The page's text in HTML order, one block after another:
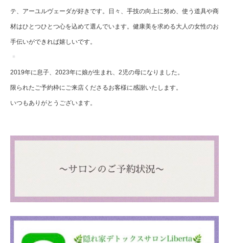
テ、アーユルヴェーダが好きです。日々、手技の向上に努め、使う道具や商
材はひとつひとつ心を込めて選んでいます。健康美を求める大人の女性のお
手伝いができれば嬉しいです。
2019年に息子、2023年に娘が生まれ、2児の母になりました。
限られたご予約枠にご来店くださるお客様に感謝いたします。
いつもありがとうございます。